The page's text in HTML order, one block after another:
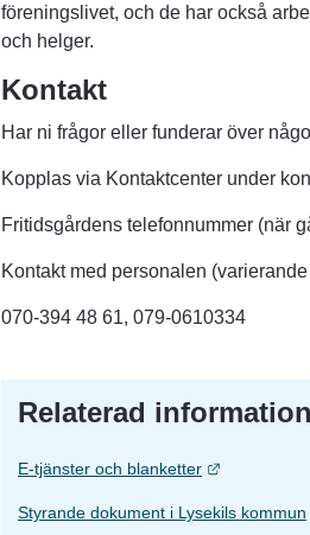
föreningslivet, och de har också
och helger.
Kontakt
Har ni frågor eller funderar över
Kopplas via Kontaktcenter under
Fritidsgårdens telefonnummer (när
Kontakt med personalen
070-394 48 61, 079-0610334
Relaterad information
E-tjänster och blanketter Länk till
Styrande dokument i Lysekils kommun